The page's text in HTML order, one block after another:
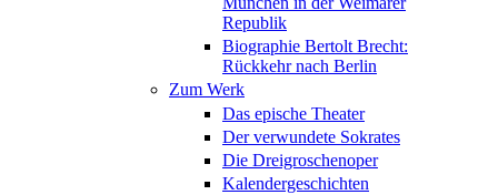
Republik
Biographie Bertolt Brecht:
Rückkehr nach Berlin
Zum Werk
Das epische Theater
Der verwundete Sokrates
Die Dreigroschenoper
Kalendergeschichten